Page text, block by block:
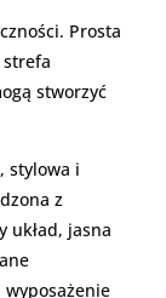
Prosta
stworzyć
stylowa i
z
układ, jasna